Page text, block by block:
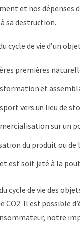
et nos dépenses
sa destruction.
cycle de vie d’un
premières
et
vers un lieu de
sur un
du produit ou de
est soit jeté à la
cycle de vie des
CO2. Il est possible
notre